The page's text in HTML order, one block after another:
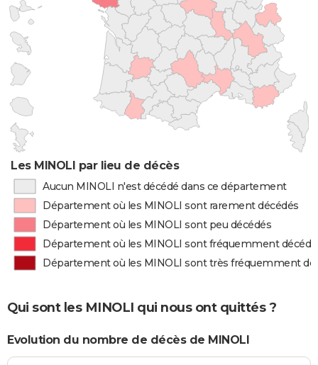
Les MINOLI par lieu de décès
Aucun MINOLI n'est décédé dans ce département
Département où les MINOLI sont rarement décédés
Département où les MINOLI sont peu décédés
Département où les MINOLI sont fréquemment
Département où les MINOLI sont très fréquemment
Qui sont les MINOLI qui nous ont quittés ?
Evolution du nombre de décès de MINOLI